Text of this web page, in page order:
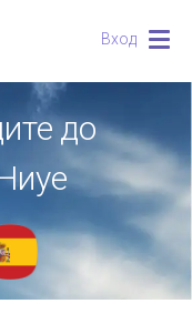
Вход
до